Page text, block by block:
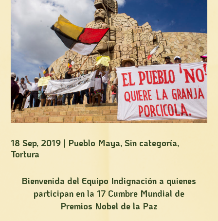
18 Sep, 2019 | Pueblo Maya,Sin categoría,
Tortura
Bienvenida del Equipo Indignación a quienes
participan en la 17 Cumbre Mundial de
Premios Nobel de la Paz